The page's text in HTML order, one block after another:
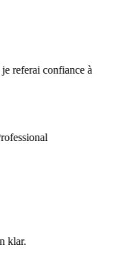
referai confiance à
klar.